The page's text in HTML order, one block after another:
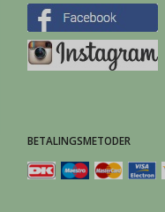
BETALINGSMETODER